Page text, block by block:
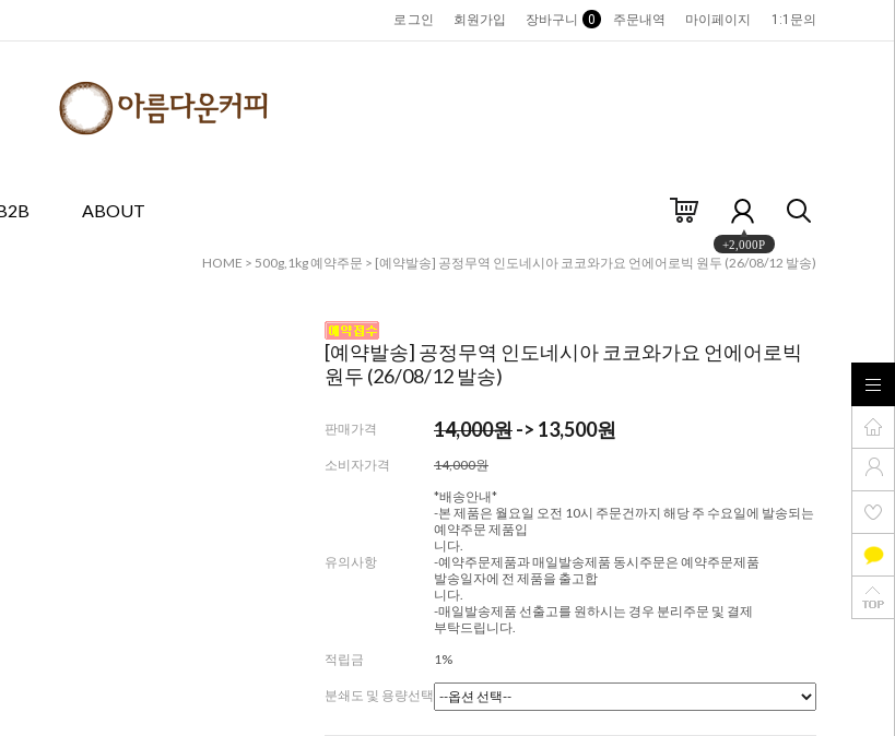
로그인 회원가입 장바구니 0 주문내역 마이페이지 1:1문의
ABOUT
+2,000P
HOME > 500g,1kg 예약주문 > [예약발송] 공정무역 인도네시아 코코와가요 언에어로빅 원두 (26/08/12 발송)
[예약발송] 공정무역 인도네시아 코코와가요 언에어로빅
원두 (26/08/12 발송)
판매가격 14,000원-> 13,500원
소비자가격 14,000원
유의사항
*배송안내*
-본 제품은 월요일 오전 10시 주문건까지 해당 주 수요일에 발송되는
예약주문 제품입
니다.
-예약주문제품과 매일발송제품 동시주문은 예약주문제품
발송일자에 전 제품을 출고합
니다.
-매일발송제품 선출고를 원하시는 경우 분리주문 및 결제
부탁드립니다.
적립금
1%
분쇄도 및 용량선택